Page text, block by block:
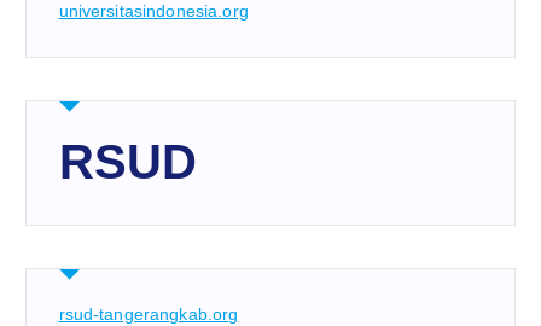
universitasindonesia.org
RSUD
rsud-tangerangkab.org